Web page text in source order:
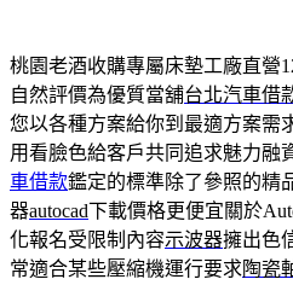
桃園老酒收購專屬床墊工廠直營
自然評價為優質當舖台北汽車借
您以各種方案給你到最適方案需
用看臉色給客戶共同追求魅力融
車借款鑑定的標準除了參照的精
器autocad下載價格更便宜關於
化報名受限制內容示波器擁出色
常適合某些壓縮機運行要求陶瓷